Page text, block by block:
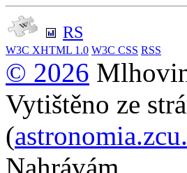
RS
W3C XHTML 1.0 W3C CSS RSS
© 2026
Vytištěno ze
(
Nahrávám...